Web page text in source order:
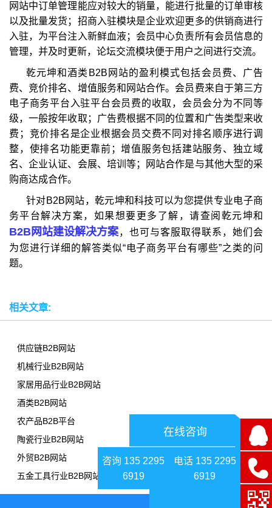
网站中订单管理能应对较大的销量，能进行批量的订单审核
以及批量发货；招商入驻模块是企业欢迎更多的供销商进行
入驻，为平台注入新鲜血液；会员中心负责所有会员信息的
管理，并及时更新，论坛交流模块便于用户之间进行交流。
乾元坤和酒类B2B网站的盈利模式包括会员费、广告
费、竞价排名、增值服务和网站合作。会员费来自于第三方
电子商务平台入驻平台会员费的收取，会员会分为不同等
级，一般按年收取；广告费根据不同的位置和广告类型来收
费；竞价排名是企业根据会员交费不同对排名顺序进行调
整，使排名功能更靠前；增值服务包括建站服务、独立域
名、企业认证、会展、培训等；网站合作是与其他大型的采
购商达成合作。
针对B2B网站，乾元坤和科技可以为您提供专业电子商
务平台解决方案，如果想要更多了解，请查阅乾元坤和
B2B网站建设解决方案，也可与客服取得联系，她们会
为您进行详细的解答类似“电子商务平台有哪些”之类的问
题。
相关文章:
供应链B2B网站
机械行业B2B网站
家居用品行业B2B网站
酒类B2B网站
农产品B2B平台
陶瓷行业B2B网站
外贸B2B网站
五金工具行业B2B网站
在线咨询
咨询 135 2295
6919
电话 135 2295
6919